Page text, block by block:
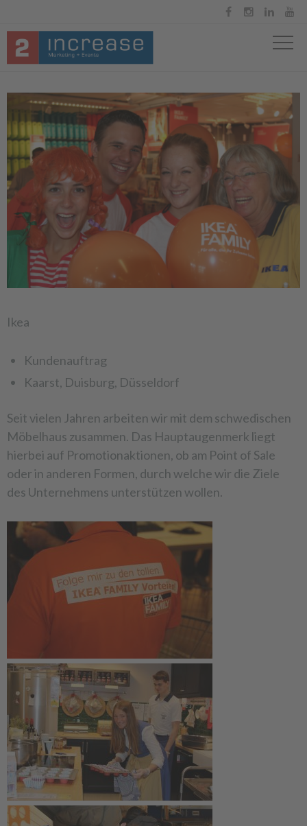
   
Ikea
Kundenauftrag
Kaarst, Duisburg, Düsseldorf
Seit vielen Jahren arbeiten wir mit dem schwedischen
Möbelhaus zusammen. Das Hauptaugenmerk liegt
hierbei auf Promotionaktionen, ob am Point of Sale
oder in anderen Formen, durch welche wir die Ziele
des Unternehmens unterstützen wollen.